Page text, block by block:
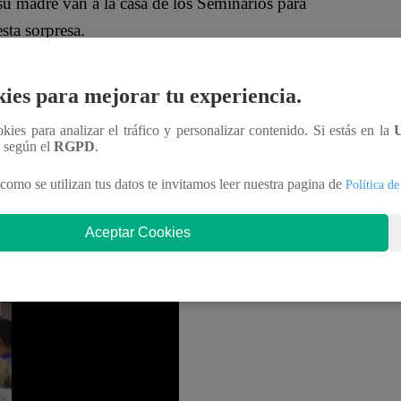
sorpresa.
y también le pidió perdón por no haberle
de que estaba saliendo con Stephanie”, le
a disculparse. “Es de valientes pedir perdón”,
sus sentimientos por Stephanie: “De verdad
clic al video ubicado en la parte inferior:
para mejorar tu experiencia.
para analizar el tráfico y personalizar contenido. Si estás en la
según el RGPD.
se utilizan tus datos te invitamos leer nuestra pagina de Política
Aceptar Cookies